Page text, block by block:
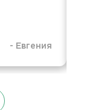
- Евгения